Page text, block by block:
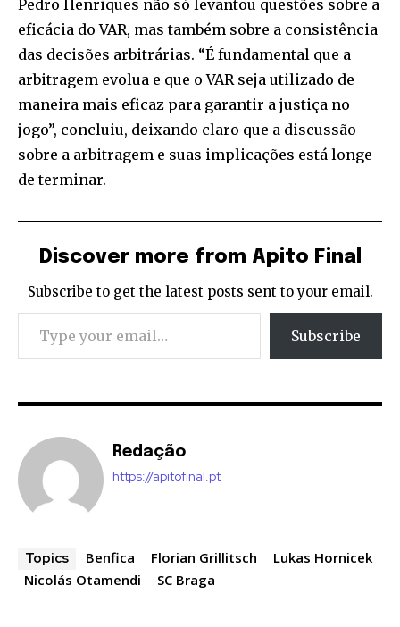
Pedro Henriques não só levantou questões sobre a
eficácia do VAR, mas também sobre a consistência
das decisões arbitrárias. “É fundamental que a
arbitragem evolua e que o VAR seja utilizado de
maneira mais eficaz para garantir a justiça no
jogo”, concluiu, deixando claro que a discussão
sobre a arbitragem e suas implicações está longe
de terminar.
Discover more from Apito Final
Subscribe to get the latest posts sent to your email.
Type your email…
Subscribe
Redação
https://apitofinal.pt
Topics Benfica Florian Grillitsch
Lukas Hornicek
Nicolás Otamendi
SC Braga